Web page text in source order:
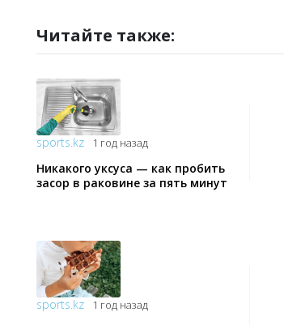
Читайте также:
sports.kz 1 год назад
Никакого уксуса — как пробить
засор в раковине за пять минут
sports.kz 1 год назад